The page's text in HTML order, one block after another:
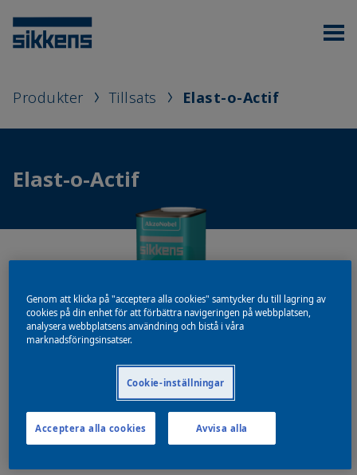
Produkter Tillsats Elast-o-Actif
Elast-o-Actif
Formulerad för att möjliggöra lackering av plastdetaljer.
Ger ökad elasticitet hos färgsystemet så att det klarar
en deformering utan att bli skadat.
Genom att klicka på "acceptera alla cookies" samtycker du till lagring av
cookies på din enhet för att förbättra navigeringen på webbplatsen,
analysera webbplatsens användning och bistå i våra
marknadsföringsinsatser.
Cookie-inställningar
Avvisa alla
Acceptera alla cookies